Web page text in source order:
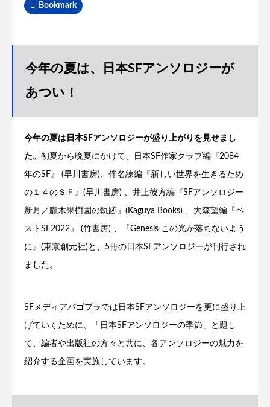
Bookmark
今年の夏は、日本SFアンソロジーが
あつい！
今年の夏は日本SFアンソロジーが盛り上がりを見せまし
た。 初夏から晩夏にかけて、日本SF作家クラブ編『2084
年のSF』 (早川書房)、伴名練編『新しい世界を生きるため
の１４のＳＦ』(早川書房) 、井上彼方編『SFアンソロジー
新月／朧木果樹園の軌跡』(Kaguya Books) 、大森望編『ベ
ストSF2022』 (竹書房) 、『Genesis この光が落ちないよう
に』(東京創元社)と、5冊の日本SFアンソロジーが刊行され
ました。
SFメディアバゴプラでは日本SFアンソロジーを更に盛り上
げていくために、「日本SFアンソロジーの季節」と題し
て、編者や出版社の方々と共に、各アンソロジーの魅力を
紹介する企画を実施しています。